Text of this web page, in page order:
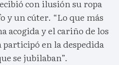
con ilusión su ropa
y un cúter. “Lo que más
acogida y el cariño de los
en la despedida
se jubilaban”.